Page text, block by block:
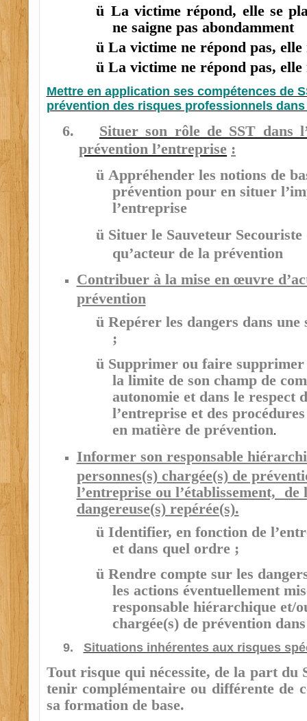
ü La victime répond, elle se
ne saigne pas abondamment
ü La victime ne répond pas, elle
ü La victime ne répond pas, elle
Mettre en application ses compétences de
prévention des risques professionnels
6.
Situer son rôle de SST dans
prévention l’entreprise :
ü Appréhender les notions de
prévention pour en situer
l’entreprise
ü Situer le Sauveteur
qu’acteur de la prévention
Contribuer à la mise en œuvre
prévention
ü Repérer les dangers dans
;
ü Supprimer ou faire supprimer
la limite de son champ de
autonomie et dans le respect
l’entreprise et des
en matière de prévention.
Informer son responsable
personnes(s) chargée(s) de
l’entreprise ou l’établissement, de
dangereuse(s) repérée(s).
ü Identifier, en fonction de
et dans quel ordre ;
ü Rendre compte sur les
les actions éventuellement
responsable hiérarchique et/
chargée(s) de prévention
9. Situations inhérentes aux risques
Tout risque qui nécessite, de la part du
tenir complémentaire ou différente de
sa formation de base.